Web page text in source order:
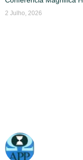
2 Julho, 2026